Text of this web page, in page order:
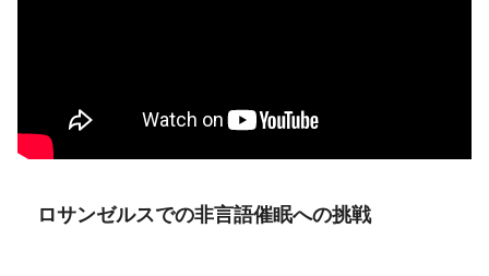
ロサンゼルスでの非言語催眠への挑戦